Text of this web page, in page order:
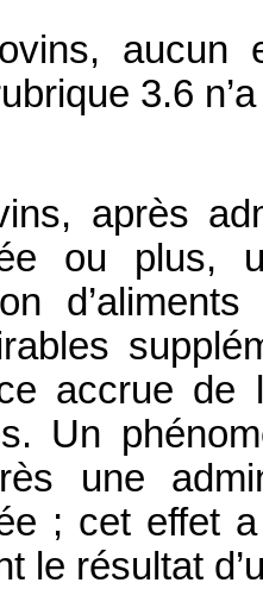
aucun
3.6
après
ou plus,
accrue de
Un
une
; cet effet
le résultat